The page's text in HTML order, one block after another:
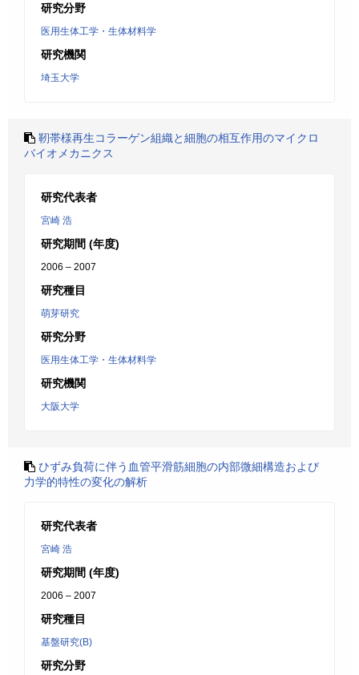
研究分野
医用生体工学・生体材料学
研究機関
埼玉大学
靭帯様再生コラーゲン組織と細胞の相互作用のマイクロ
バイオメカニクス
研究代表者
宮崎 浩
研究期間 (年度)
2006 – 2007
研究種目
萌芽研究
研究分野
医用生体工学・生体材料学
研究機関
大阪大学
ひずみ負荷に伴う血管平滑筋細胞の内部微細構造および
力学的特性の変化の解析
研究代表者
宮崎 浩
研究期間 (年度)
2006 – 2007
研究種目
基盤研究(B)
研究分野